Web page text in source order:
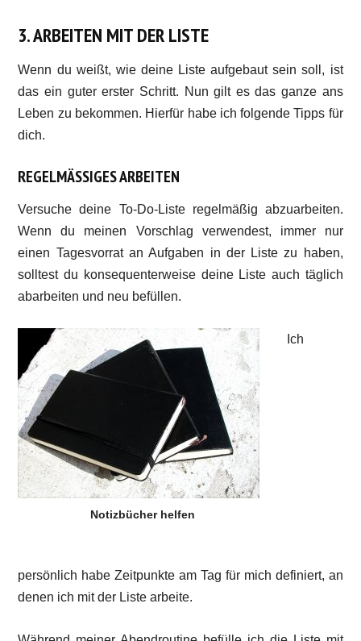
3. ARBEITEN MIT DER LISTE
Wenn du weißt, wie deine Liste aufgebaut sein soll, ist
das ein guter erster Schritt. Nun gilt es das ganze ans
Leben zu bekommen. Hierfür habe ich folgende Tipps für
dich.
REGELMÄSSIGES ARBEITEN
Versuche deine To-Do-Liste regelmäßig abzuarbeiten.
Wenn du meinen Vorschlag verwendest, immer nur
einen Tagesvorrat an Aufgaben in der Liste zu haben,
solltest du konsequenterweise deine Liste auch täglich
abarbeiten und neu befüllen.
Notizbücher helfen
Ich
persönlich habe Zeitpunkte am Tag für mich definiert, an
denen ich mit der Liste arbeite.